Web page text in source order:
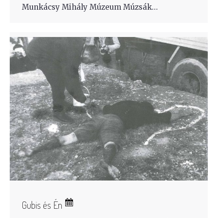
Munkácsy Mihály Múzeum Múzsák…
Gubis és Én